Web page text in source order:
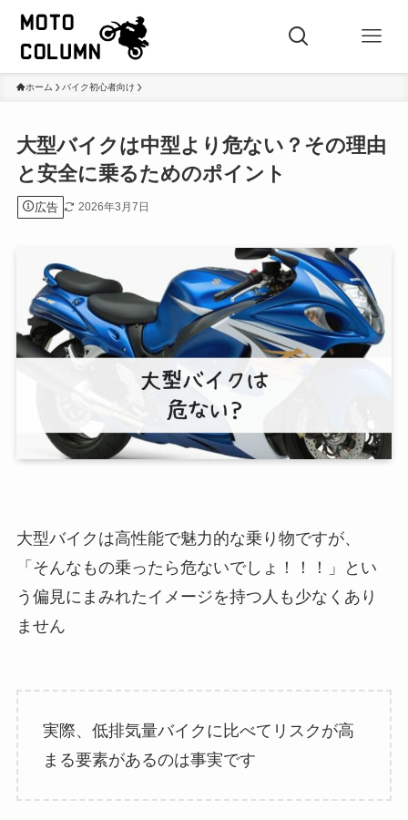
ホーム バイク初心者向け
大型バイクは中型より危ない？その理由
と安全に乗るためのポイント
広告 2026年3月7日
大型バイクは高性能で魅力的な乗り物ですが、
「そんなもの乗ったら危ないでしょ！！！」とい
う偏見にまみれたイメージを持つ人も少なくあり
ません
実際、低排気量バイクに比べてリスクが高
まる要素があるのは事実です